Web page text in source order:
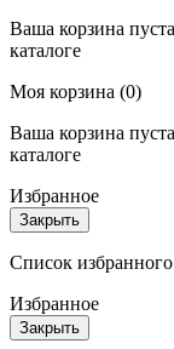
Ваша корзина
каталоге
Моя корзина (0)
Ваша корзина
каталоге
Избранное
Закрыть
Список
Избранное
Закрыть